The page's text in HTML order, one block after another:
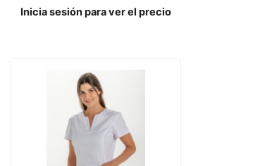
Inicia sesión para ver el precio